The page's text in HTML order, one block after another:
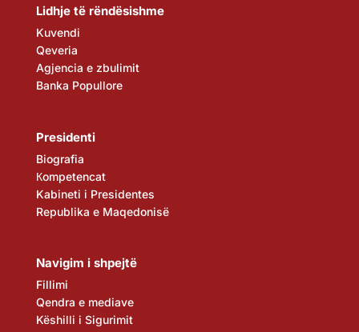
Lidhje të rëndësishme
Kuvendi
Qeveria
Agjencia e zbulimit
Banka Popullore
Presidenti
Biografia
Кompetencat
Kabineti i Presidentes
Republika e Maqedonisë
Navigim i shpejtë
Fillimi
Qendra e mediave
Këshilli i Sigurimit